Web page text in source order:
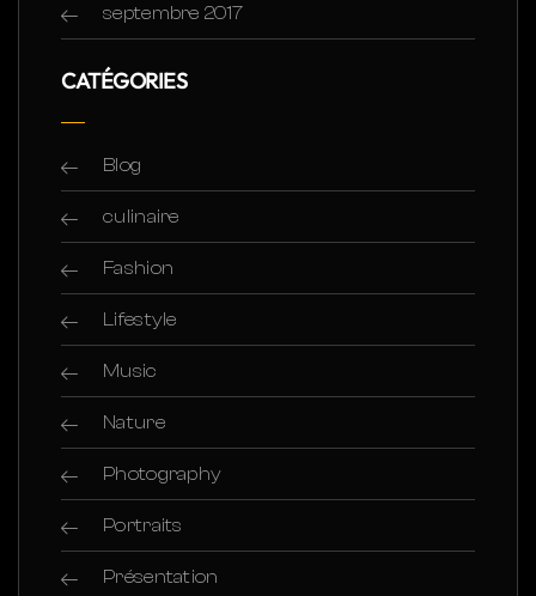
septembre 2017
CATÉGORIES
Blog
culinaire
Fashion
Lifestyle
Music
Nature
Photography
Portraits
Présentation